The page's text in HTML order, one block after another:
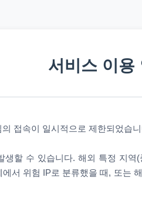
서비스 이용
접속이 일시적으로 제한되었습
생할 수 있습니다. 해외 특정 지
서 위험 IP로 분류했을 때, 또는